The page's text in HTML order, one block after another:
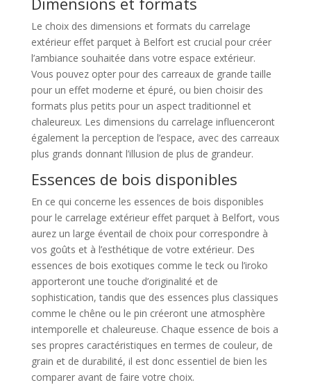
Le choix des dimensions et formats du carrelage
extérieur effet parquet à Belfort est crucial pour créer
l’ambiance souhaitée dans votre espace extérieur.
Vous pouvez opter pour des carreaux de grande taille
pour un effet moderne et épuré, ou bien choisir des
formats plus petits pour un aspect traditionnel et
chaleureux. Les dimensions du carrelage influenceront
également la perception de l’espace, avec des carreaux
plus grands donnant l’illusion de plus de grandeur.
Essences de bois disponibles
En ce qui concerne les essences de bois disponibles
pour le carrelage extérieur effet parquet à Belfort, vous
aurez un large éventail de choix pour correspondre à
vos goûts et à l’esthétique de votre extérieur. Des
essences de bois exotiques comme le teck ou l’iroko
apporteront une touche d’originalité et de
sophistication, tandis que des essences plus classiques
comme le chêne ou le pin créeront une atmosphère
intemporelle et chaleureuse. Chaque essence de bois a
ses propres caractéristiques en termes de couleur, de
grain et de durabilité, il est donc essentiel de bien les
comparer avant de faire votre choix.